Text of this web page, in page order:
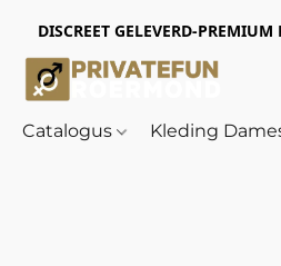
DISCREET GELEVERD-
Catalogus Kleding